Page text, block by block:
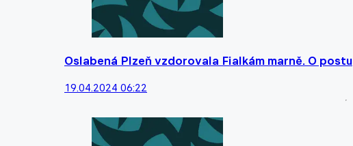
Oslabená Plzeň vzdorovala Fialkám marně. O
19.04.2024 06:22